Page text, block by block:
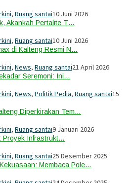
, Ruang santai10 Juni 2026
Akankah Pertalite T…
, Ruang santai10 Juni 2026
di Kalteng Resmi N…
, News, Ruang santai21 April 2026
Seremoni: Ini…
, News, Politik Pedia, Ruang santai15
Diperkirakan Tem…
, Ruang santai9 Januari 2026
Proyek Infrastrukt…
, Ruang santai25 Desember 2025
Membaca Pole…